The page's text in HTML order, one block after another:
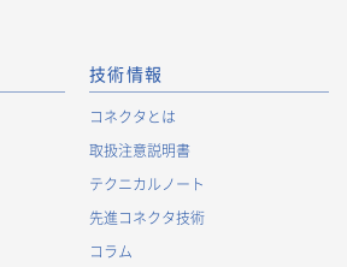
技術情報
コネクタとは
取扱注意説明書
テクニカルノート
先進コネクタ技術
コラム